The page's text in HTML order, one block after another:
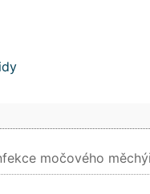
močového